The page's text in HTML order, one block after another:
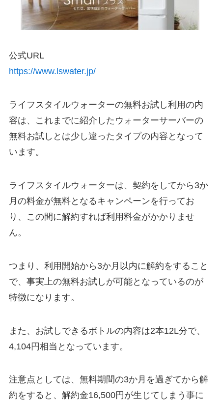
公式URL
https://www.lswater.jp/
ライフスタイルウォーターの無料お試し利用の内
容は、これまでに紹介したウォーターサーバーの
無料お試しとは少し違ったタイプの内容となって
います。
ライフスタイルウォーターは、契約をしてから3か
月の料金が無料となるキャンペーンを行ってお
り、この間に解約すれば利用料金がかかりませ
ん。
つまり、利用開始から3か月以内に解約をすること
で、事実上の無料お試しが可能となっているのが
特徴になります。
また、お試しできるボトルの内容は2本12L分で、
4,104円相当となっています。
注意点としては、無料期間の3か月を過ぎてから解
約をすると、解約金16,500円が生じてしまう事に